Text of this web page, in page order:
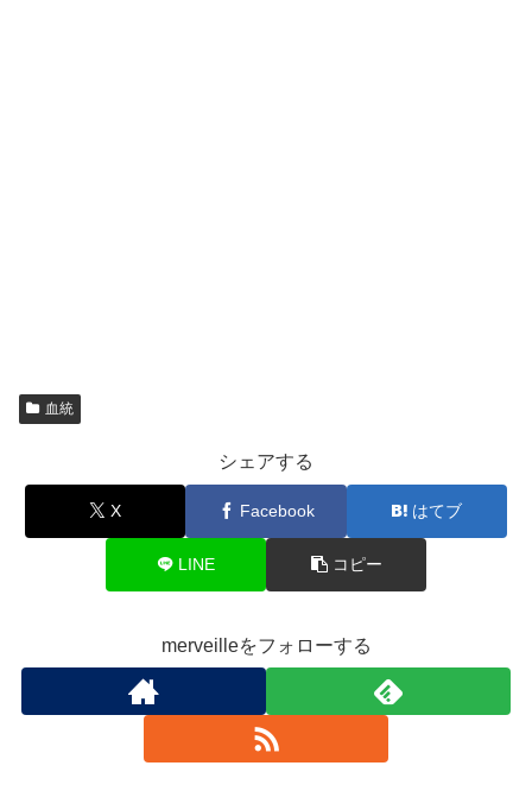
血統
シェアする
X Facebook はてブ
LINE コピー
merveilleをフォローする